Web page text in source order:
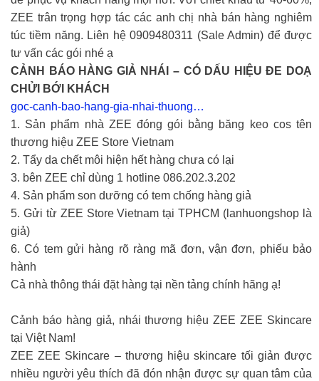
ZEE trân trọng hợp tác các anh chị nhà bán hàng nghiêm
túc tiềm năng. Liên hệ 0909480311 (Sale Admin) để được
tư vấn các gói nhé ạ
CẢNH BÁO HÀNG GIẢ NHÁI – CÓ DẤU HIỆU ĐE DOẠ
CHỬI BỚI KHÁCH
goc-canh-bao-hang-gia-nhai-thuong…
1. Sản phẩm nhà ZEE đóng gói bằng băng keo cos tên
thương hiệu ZEE Store Vietnam
2. Tẩy da chết môi hiện hết hàng chưa có lại
3. bên ZEE chỉ dùng 1 hotline 086.202.3.202
4. Sản phẩm son dưỡng có tem chống hàng giả
5. Gửi từ ZEE Store Vietnam tại TPHCM (lanhuongshop là
giả)
6. Có tem gửi hàng rõ ràng mã đơn, vận đơn, phiếu bảo
hành
Cả nhà thông thái đặt hàng tại nền tảng chính hãng ạ!
Cảnh báo hàng giả, nhái thương hiệu ZEE ZEE Skincare
tại Việt Nam!
ZEE ZEE Skincare – thương hiệu skincare tối giản được
nhiều người yêu thích đã đón nhận được sự quan tâm của